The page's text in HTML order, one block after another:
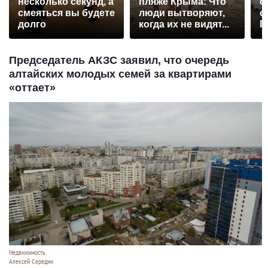
смеяться вы будете
долго
люди вытворяют,
когда их не видят...
Председатель АКЗС заявил, что очередь
алтайских молодых семей за квартирами
«оттает»
Недвижимость.
Алексей Середин